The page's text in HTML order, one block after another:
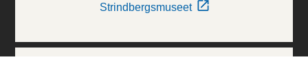
Strindbergsmuseet